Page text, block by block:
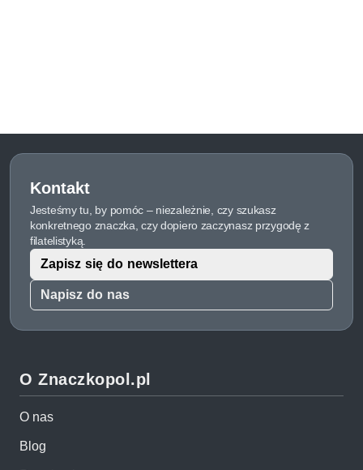
Kontakt
Jesteśmy tu, by pomóc – niezależnie, czy szukasz
konkretnego znaczka, czy dopiero zaczynasz przygodę z
filatelistyką.
Napisz do nas
Zapisz się do newslettera
O Znaczkopol.pl
O nas
Blog